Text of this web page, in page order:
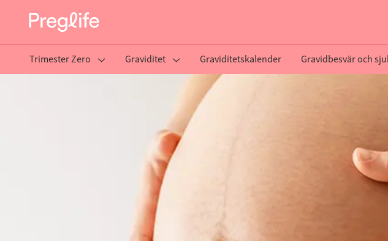
Trimester Zero Graviditet Graviditetskalender Gravidbesvär och